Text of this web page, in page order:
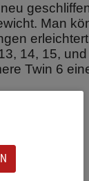
Man
14, 15,
Twin 6